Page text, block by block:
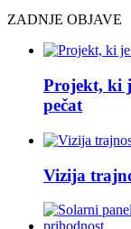
ZADNJE OBJAVE
Projekt, ki
pečat
Vizija